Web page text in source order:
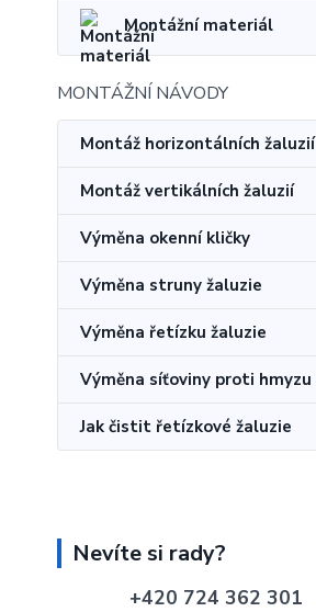
Montážní materiál
MONTÁŽNÍ NÁVODY
Montáž horizontálních žaluzií
Montáž vertikálních žaluzií
Výměna okenní kličky
Výměna struny žaluzie
Výměna řetízku žaluzie
Výměna síťoviny proti hmyzu
Jak čistit řetízkové žaluzie
Nevíte si rady?
+420 724 362 301